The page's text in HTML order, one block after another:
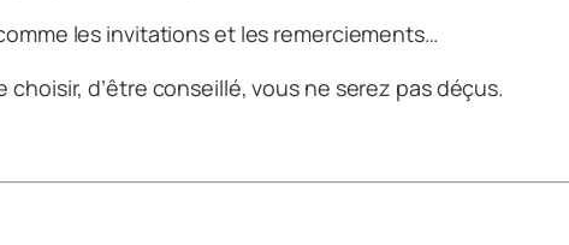
les invitationset les remerciements…
d’être conseillé, vous ne serez pas déçus.